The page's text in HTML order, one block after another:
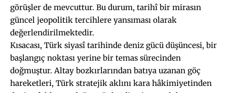
görüşler de mevcuttur. Bu durum, tarihî bir mirasın
güncel jeopolitik tercihlere yansıması olarak
değerlendirilmektedir.
Kısacası, Türk siyasî tarihinde deniz gücü düşüncesi, bir
başlangıç noktası yerine bir temas sürecinden
doğmuştur. Altay bozkırlarından batıya uzanan göç
hareketleri, Türk stratejik aklını kara hâkimiyetinden